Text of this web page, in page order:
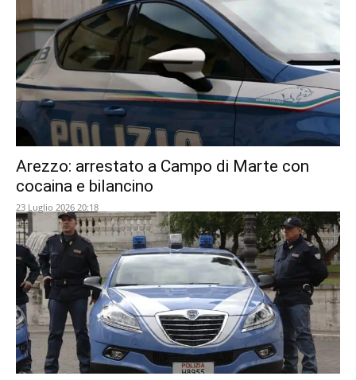
Arezzo: arrestato a Campo di Marte con
cocaina e bilancino
23 Luglio 2026 20:18